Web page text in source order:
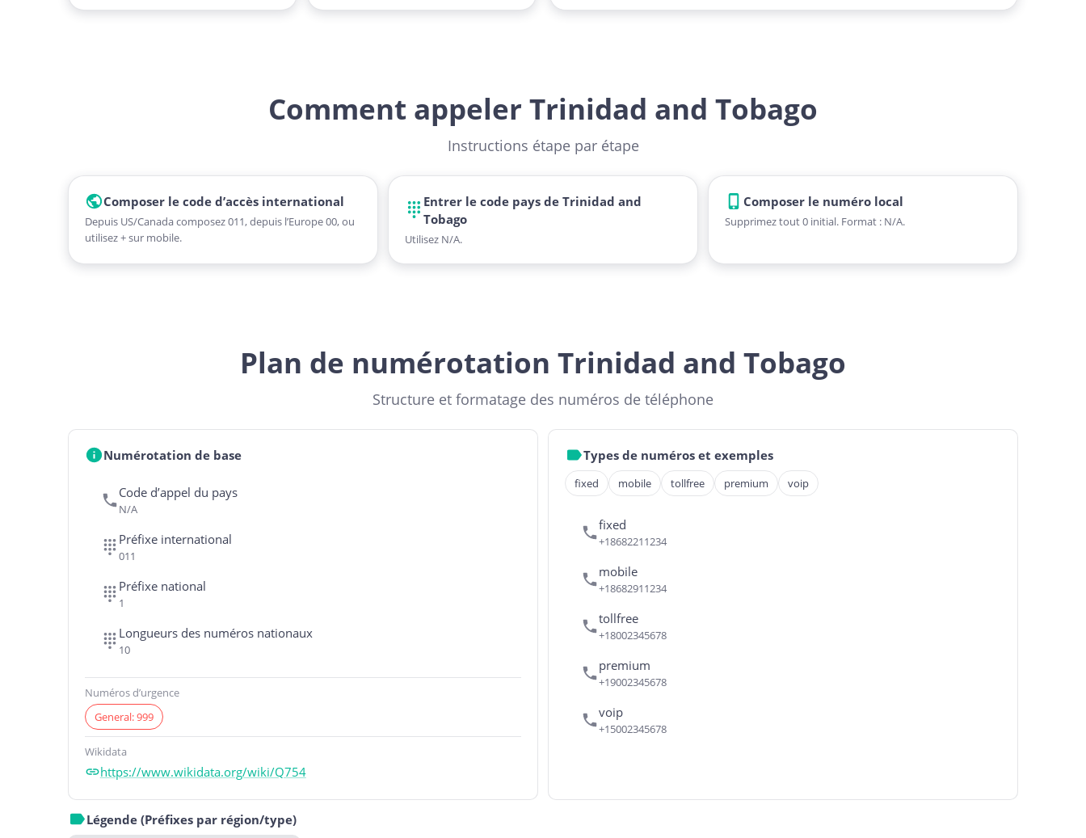
Comment appeler Trinidad and Tobago
Instructions étape par étape
Composer le code d’accès international
Depuis US/Canada composez 011, depuis l’Europe 00, ou
utilisez + sur mobile.
Entrer le code pays de Trinidad and
Tobago
Utilisez N/A.
Composer le numéro local
Supprimez tout 0 initial. Format : N/A.
Plan de numérotation Trinidad and Tobago
Structure et formatage des numéros de téléphone
Numérotation de base
Code d’appel du pays
N/A
Préfixe international
011
Préfixe national
1
Longueurs des numéros nationaux
10
Numéros d’urgence
General: 999
Wikidata
https://www.wikidata.org/wiki/Q754
Types de numéros et exemples
fixed mobile tollfree premium voip
fixed
+18682211234
mobile
+18682911234
tollfree
+18002345678
premium
+19002345678
voip
+15002345678
Légende (Préfixes par région/type)